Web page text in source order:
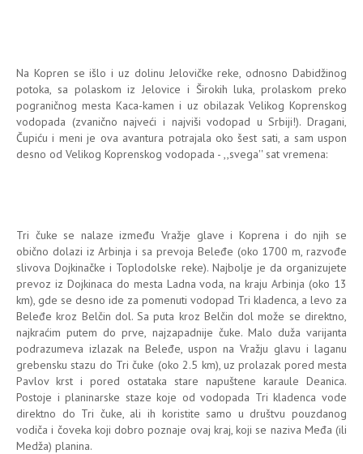
Na Kopren se išlo i uz dolinu Jelovičke reke, odnosno Dabidžinog
potoka, sa polaskom iz Jelovice i Širokih luka, prolaskom preko
pograničnog mesta Kaca-kamen i uz obilazak Velikog Koprenskog
vodopada (zvanično najveći i najviši vodopad u Srbiji!). Dragani,
Čupiću i meni je ova avantura potrajala oko šest sati, a sam uspon
desno od Velikog Koprenskog vodopada - ,,svega'' sat vremena:
Tri čuke se nalaze između Vražje glave i Koprena i do njih se
obično dolazi iz Arbinja i sa prevoja Beleđe (oko 1700 m, razvođe
slivova Dojkinačke i Toplodolske reke). Najbolje je da organizujete
prevoz iz Dojkinaca do mesta Ladna voda, na kraju Arbinja (oko 13
km), gde se desno ide za pomenuti vodopad Tri kladenca, a levo za
Beleđe kroz Belčin dol. Sa puta kroz Belčin dol može se direktno,
najkraćim putem do prve, najzapadnije čuke. Malo duža varijanta
podrazumeva izlazak na Beleđe, uspon na Vražju glavu i laganu
grebensku stazu do Tri čuke (oko 2.5 km), uz prolazak pored mesta
Pavlov krst i pored ostataka stare napuštene karaule Deanica.
Postoje i planinarske staze koje od vodopada Tri kladenca vode
direktno do Tri čuke, ali ih koristite samo u društvu pouzdanog
vodiča i čoveka koji dobro poznaje ovaj kraj, koji se naziva Međa (ili
Medža) planina.